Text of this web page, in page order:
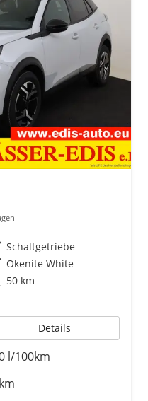
Schaltgetriebe
Okenite White
50 km
Details
l/100km